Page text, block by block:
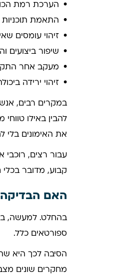
הערכת רמת
התאמת תוכניות
זיהוי עומסים
שיפור ביצועים
מעקב אחר
זיהוי ירידה
להבין באילו
את האימונים בלי
קבוע, מדובר בכלי
האם
ספורטאים כלל.
הסיבה לכך היא